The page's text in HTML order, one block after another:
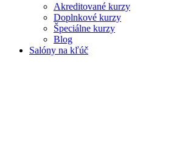
Akreditované kurzy
Doplnkové kurzy
Špeciálne kurzy
Blog
Salóny na kľúč